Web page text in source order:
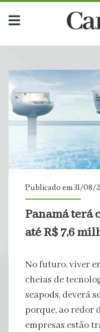
Publicado em 31/08/
Panamá terá
até R$ 7,6
No futuro, viver
cheias de
seapods, deverá
porque, ao redor
empresas estão